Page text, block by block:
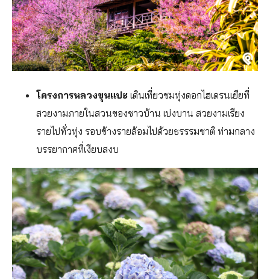
โครงการหลวงขุนแปะ เดินเที่ยวชมทุ่งดอกไฮเดรนเยียที่
สวยงามภายในสวนของชาวบ้าน เบ่งบาน สวยงามเรียง
รายไปทั่วทุ่ง รอบข้างรายล้อมไปด้วยธรรรมชาติ ท่ามกลาง
บรรยากาศที่เงียบสงบ